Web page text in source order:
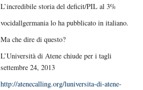
L’incredibile storia del deficit/PIL al 3%
vocidallgermania lo ha pubblicato in italiano.
Ma che dire di questo?
L’Università di Atene chiude per i tagli
settembre 24, 2013
http://atenecalling.org/luniversita-di-atene-